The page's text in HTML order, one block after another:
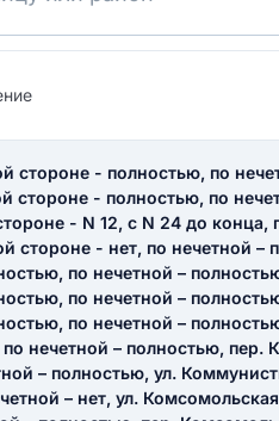
стороне - полностью, по
стороне - полностью, по
- N 12, с N 24 до конца,
стороне - нет, по нечетной –
по нечетной –
по нечетной –
по нечетной –
нечетной – полностью, пер.
– полностью, ул.
– нет, ул.
Как вы
участок?
разрешить